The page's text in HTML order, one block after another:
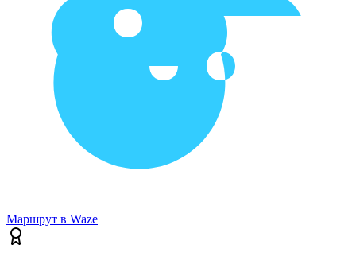
Маршрут в Waze